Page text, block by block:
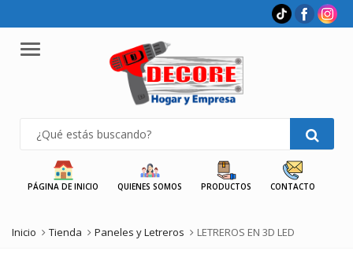
Menu
PÁGINA DE INICIO QUIENES SOMOS PRODUCTOS CONTACTO
Inicio Tienda Paneles y Letreros LETREROS EN 3D LED